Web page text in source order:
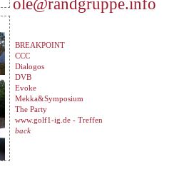
ole@randgruppe.info
BREAKPOINT
CCC
Dialogos
DVB
Evoke
Mekka&Symposium
The Party
www.golf1-ig.de - Treffen
back